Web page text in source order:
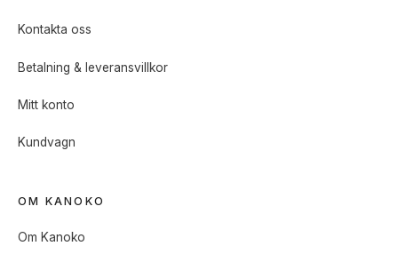
Kontakta oss
Betalning & leveransvillkor
Mitt konto
Kundvagn
OM KANOKO
Om Kanoko